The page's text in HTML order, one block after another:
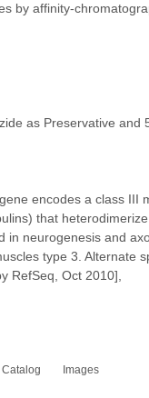
by affinity-
as Preservative and
encodes a class
that
neurogenesis and
type 3. Alternate
RefSeq, Oct 2010],
Catalog Images